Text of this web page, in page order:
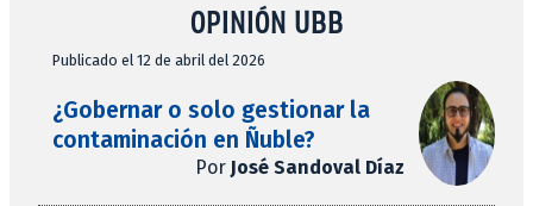
OPINIÓN UBB
Publicado el 12 de abril del 2026
¿Gobernar o solo gestionar la
contaminación en Ñuble?
Por José Sandoval Díaz